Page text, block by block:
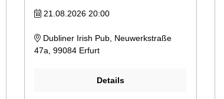
21.08.2026 20:00
Dubliner Irish Pub, Neuwerkstraße
47a, 99084 Erfurt
Details